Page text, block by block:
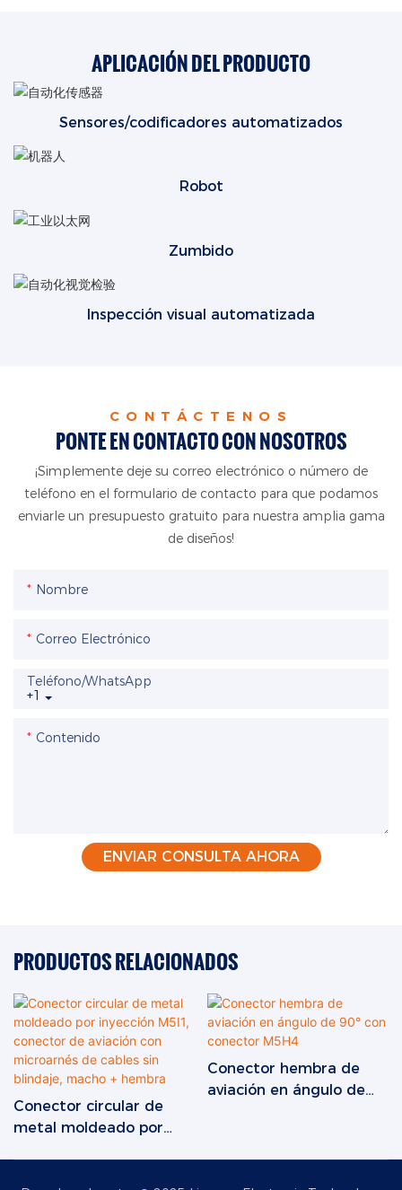
APLICACIÓN DEL PRODUCTO
Sensores/codificadores automatizados
Robot
Zumbido
Inspección visual automatizada
CONTÁCTENOS
PONTE EN CONTACTO CON NOSOTROS
¡Simplemente deje su correo electrónico o número de
teléfono en el formulario de contacto para que podamos
enviarle un presupuesto gratuito para nuestra amplia gama
de diseños!
Nombre
Correo Electrónico
+1
Teléfono/WhatsApp
Contenido
ENVIAR CONSULTA AHORA
PRODUCTOS RELACIONADOS
Conector circular de
metal moldeado por
Conector hembra de
aviación en ángulo de